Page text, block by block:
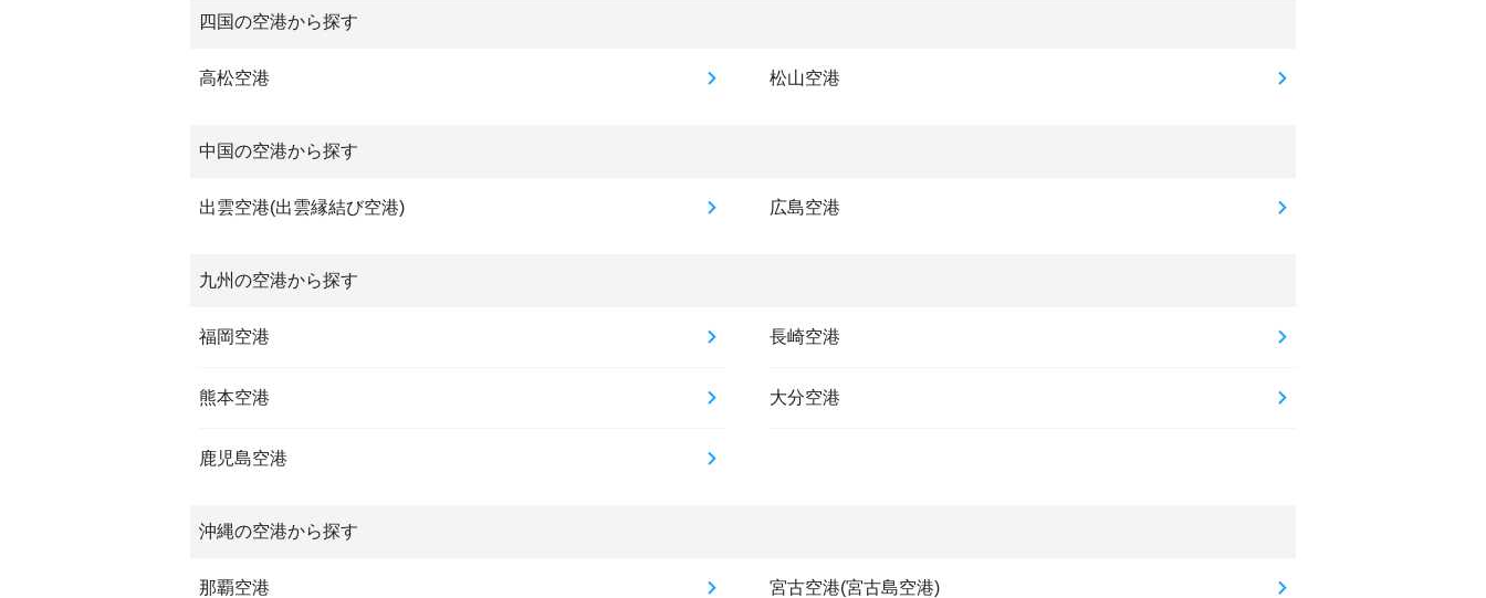
四国の空港から探す
高松空港 松山空港
中国の空港から探す
出雲空港(出雲縁結び空港) 広島空港
九州の空港から探す
福岡空港 長崎空港
熊本空港 大分空港
鹿児島空港
沖縄の空港から探す
那覇空港 宮古空港(宮古島空港)